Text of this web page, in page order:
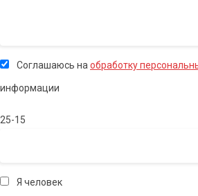
Соглашаюсь на обработку
информации
25-15
Я человек